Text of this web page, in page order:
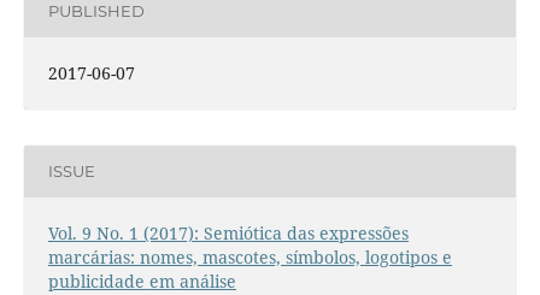
PUBLISHED
2017-06-07
ISSUE
Vol. 9 No. 1 (2017): Semiótica das expressões
marcárias: nomes, mascotes, símbolos, logotipos e
publicidade em análise